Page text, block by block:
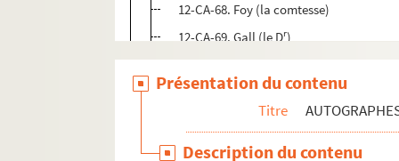
12-CA-68. Foy (la comtesse)
12-CA-69. Gall (le Dr)
12-CA-70. Genlis (la comtesse de)
12-CA-71. Girardin (Mme de),
12-CA-72. Graffigny (Françoise
12-CA-73. Grandidier (Philippe-
Présentation du contenu
Titre
Description du contenu